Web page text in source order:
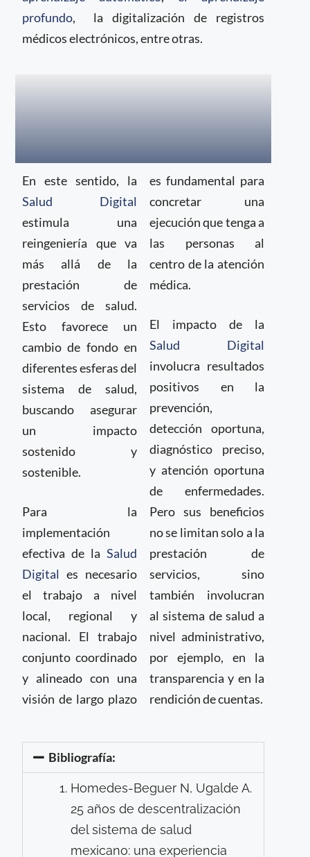
profundo, la digitalización de registros
médicos electrónicos, entre otras.
En este sentido, la
Salud Digital
estimula una
reingeniería que va
más allá de la
prestación de
servicios de salud.
Esto favorece un
cambio de fondo en
diferentes esferas del
sistema de salud,
buscando asegurar
un impacto
sostenido y
sostenible.
Para la
implementación
efectiva de la Salud
Digital es necesario
el trabajo a nivel
local, regional y
nacional. El trabajo
conjunto coordinado
y alineado con una
visión de largo plazo
es fundamental para
concretar una
ejecución que tenga a
las personas al
centro de la atención
médica.
El impacto de la
Salud Digital
involucra resultados
positivos en la
prevención,
detección oportuna,
diagnóstico preciso,
y atención oportuna
de enfermedades.
Pero sus beneficios
no se limitan solo a la
prestación de
servicios, sino
también involucran
al sistema de salud a
nivel administrativo,
por ejemplo, en la
transparencia y en la
rendición de cuentas.
Bibliografía:
Homedes-Beguer N, Ugalde A.
25 años de descentralización
del sistema de salud
mexicano: una experiencia